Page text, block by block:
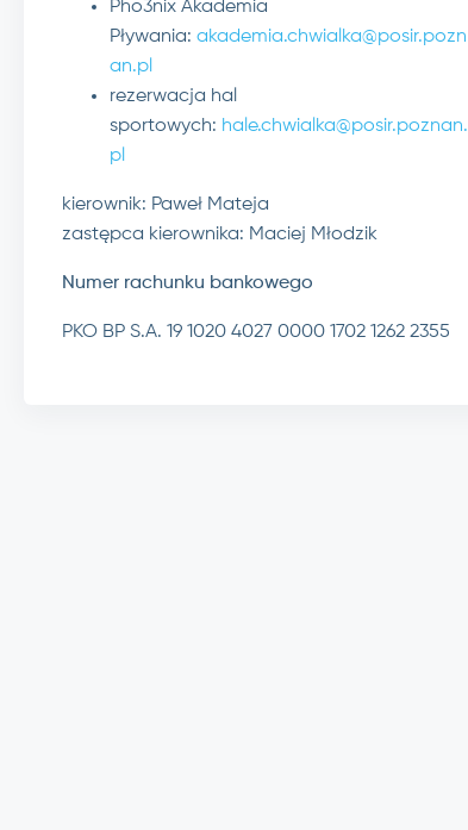
Pho3nix Akademia
Pływania: akademia.chwialka@posir.pozn
an.pl
rezerwacja hal
sportowych: hale.chwialka@posir.poznan.
pl
kierownik: Paweł Mateja
zastępca kierownika: Maciej Młodzik
Numer rachunku bankowego
PKO BP S.A. 19 1020 4027 0000 1702 1262 2355